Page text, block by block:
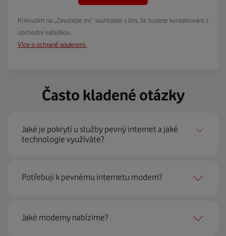
Kliknutím na „Zavolejte mi“ souhlasíte s tím, že budete kontaktováni s
obchodní nabídkou.
Více o ochraně soukromí.
Často kladené otázky
Jaké je pokrytí u služby pevný internet a jaké
technologie využíváte?
Pevný internet můžeme nabídnout
domácností
Potřebuji k pevnému internetu modem?
Ano, potřebujete. Rádi vám ho poskytneme na splátky. U
modemu od Vodafonu navíc garantujeme plnou
Jaké modemy nabízíme?